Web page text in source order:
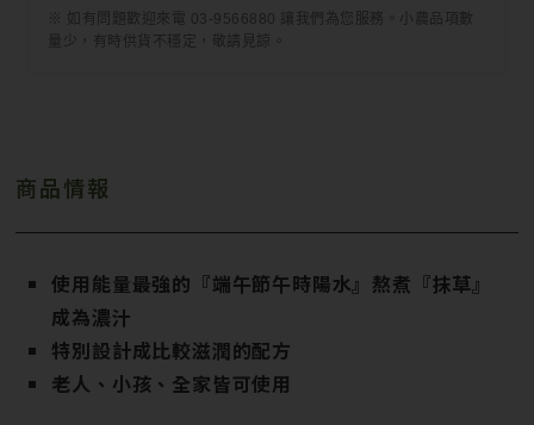
※ 如有問題歡迎來電 03-9566880 讓我們為您服務。小農品項數
量少，有時供貨不穩定，敬請見諒。
商品情報
使用能量最強的『端午節午時陽水』熬煮『抹草』
成為濃汁
特別設計成比較滋潤的配方
老人、小孩、全家皆可使用